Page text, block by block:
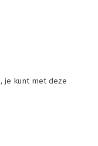
je kunt met deze